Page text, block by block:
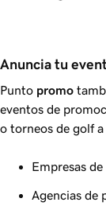
Anuncia tu
Punto promo
eventos de
o torneos de golf a
Empresas
Agencias de